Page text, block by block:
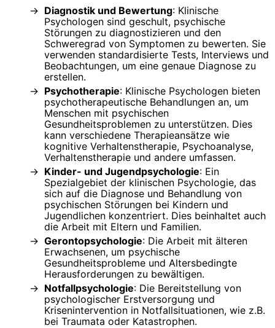
Diagnostik und Bewertung: Klinische
Psychologen sind geschult, psychische
Störungen zu diagnostizieren und den
Schweregrad von Symptomen zu bewerten. Sie
verwenden standardisierte Tests, Interviews und
Beobachtungen, um eine genaue Diagnose zu
erstellen.
Psychotherapie: Klinische Psychologen bieten
psychotherapeutische Behandlungen an, um
Menschen mit psychischen
Gesundheitsproblemen zu unterstützen. Dies
kann verschiedene Therapieansätze wie
kognitive Verhaltenstherapie, Psychoanalyse,
Verhaltenstherapie und andere umfassen.
Kinder- und Jugendpsychologie: Ein
Spezialgebiet der klinischen Psychologie, das
sich auf die Diagnose und Behandlung von
psychischen Störungen bei Kindern und
Jugendlichen konzentriert. Dies beinhaltet auch
die Arbeit mit Eltern und Familien.
Gerontopsychologie: Die Arbeit mit älteren
Erwachsenen, um psychische
Gesundheitsprobleme und Altersbedingte
Herausforderungen zu bewältigen.
Notfallpsychologie: Die Bereitstellung von
psychologischer Erstversorgung und
Krisenintervention in Notfallsituationen, wie z.B.
bei Traumata oder Katastrophen.